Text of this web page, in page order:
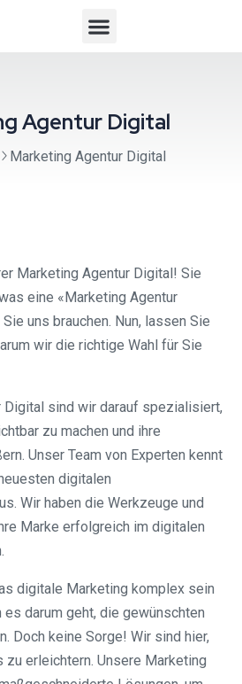
Agentur Digital
Marketing Agentur Digital
Marketing Agentur Digital! Sie
eine «Marketing Agentur
uns brauchen. Nun, lassen Sie
wir die richtige Wahl für Sie
Digital sind wir darauf spezialisiert,
zu machen und ihre
Unser Team von Experten kennt
digitalen
Wir haben die Werkzeuge und
Marke erfolgreich im digitalen
digitale Marketing komplex sein
es darum geht, die gewünschten
Doch keine Sorge! Wir sind hier,
zu erleichtern. Unsere Marketing